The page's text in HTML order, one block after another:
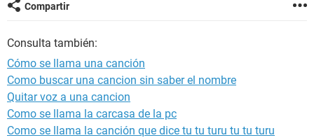
Compartir
Consulta también:
Cómo se llama una canción
Como buscar una cancion sin saber el nombre
Quitar voz a una cancion
Como se llama la carcasa de la pc
Como se llama la canción que dice tu tu turu tu tu turu